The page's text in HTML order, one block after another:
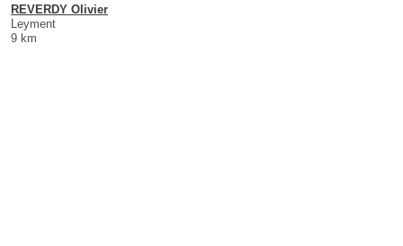
REVERDY Olivier
Leyment
9 km